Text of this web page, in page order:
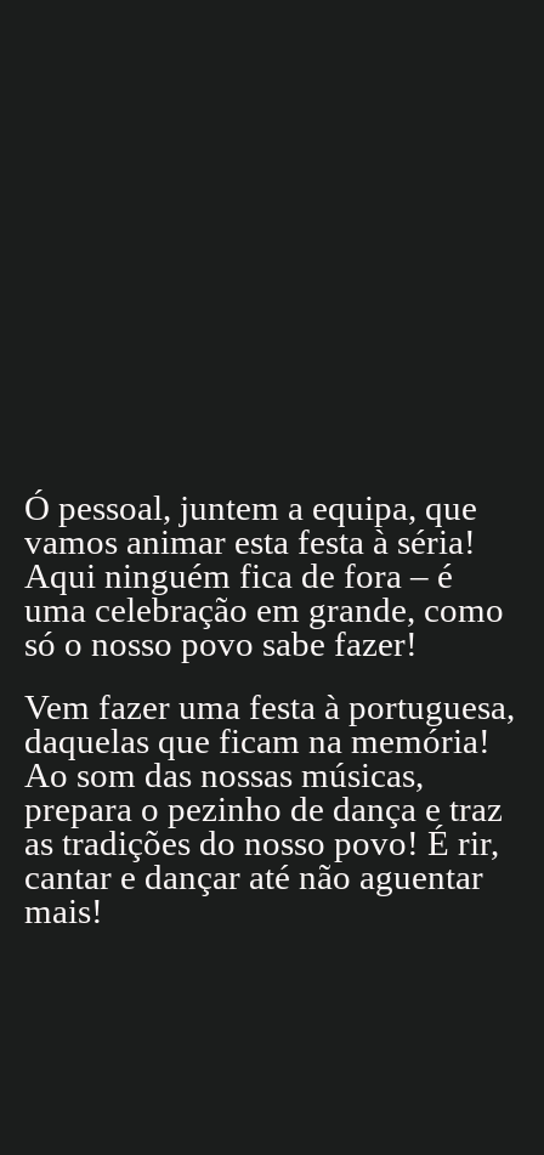
Ó pessoal, juntem a equipa, que
vamos animar esta festa à séria!
Aqui ninguém fica de fora – é
uma celebração em grande, como
só o nosso povo sabe fazer!
Vem fazer uma festa à portuguesa,
daquelas que ficam na memória!
Ao som das nossas músicas,
prepara o pezinho de dança e traz
as tradições do nosso povo! É rir,
cantar e dançar até não aguentar
mais!